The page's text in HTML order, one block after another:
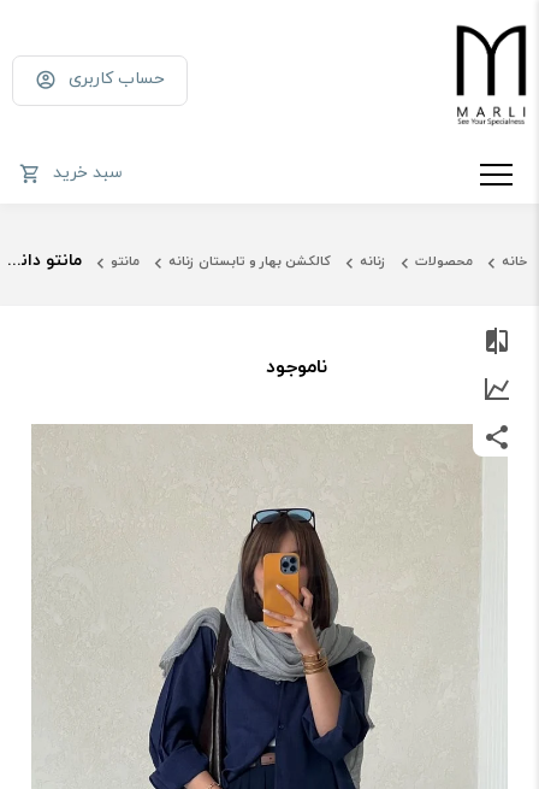
حساب کاربری
سبد خرید
خانه محصولات زنانه کالکشن بهار و تابستان زنانه مانتو مانتو دانشجویی سرمه ای
ناموجود